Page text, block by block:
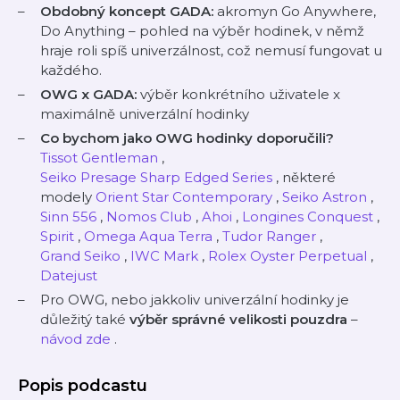
Obdobný koncept GADA: akromyn Go Anywhere,
Do Anything – pohled na výběr hodinek, v němž
hraje roli spíš univerzálnost, což nemusí fungovat u
každého.
OWG x GADA: výběr konkrétního uživatele x
maximálně univerzální hodinky
Co bychom jako OWG hodinky doporučili?
Tissot Gentleman ,
Seiko Presage Sharp Edged Series , některé
modely Orient Star Contemporary , Seiko Astron ,
Sinn 556 , Nomos Club , Ahoi , Longines Conquest ,
Spirit , Omega Aqua Terra , Tudor Ranger ,
Grand Seiko , IWC Mark , Rolex Oyster Perpetual ,
Datejust
Pro OWG, nebo jakkoliv univerzální hodinky je
důležitý také výběr správné velikosti pouzdra –
návod zde .
Popis podcastu